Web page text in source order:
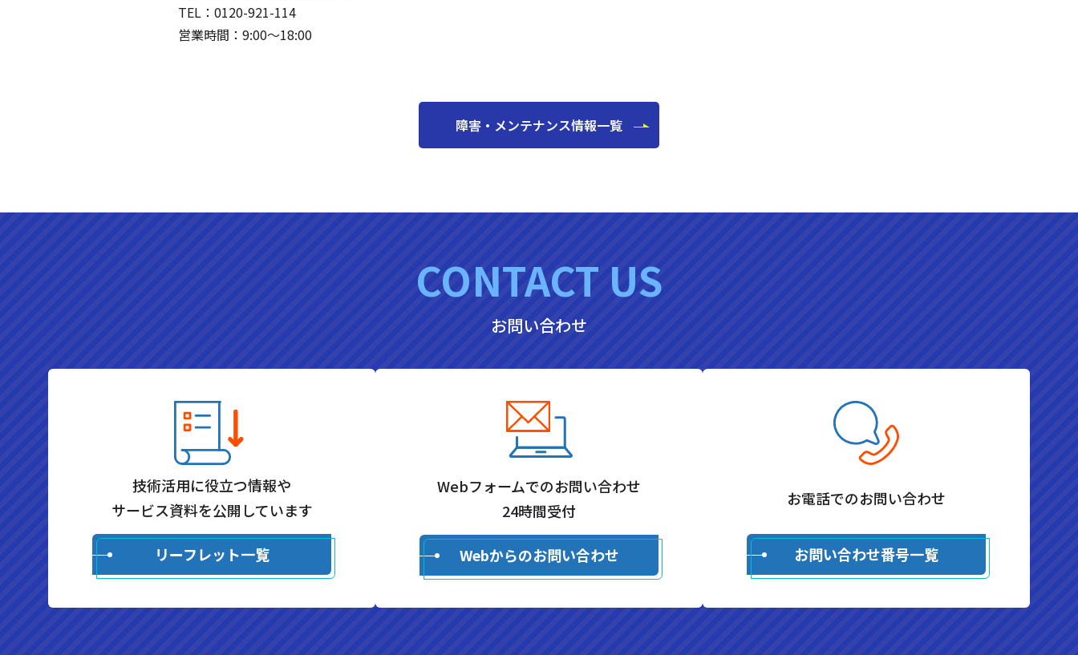
TEL：0120-921-114
営業時間：9:00～18:00
障害・メンテナンス情報一覧
CONTACT US
お問い合わせ
技術活用に役立つ情報や
サービス資料を公開しています
リーフレット一覧
Webフォームでのお問い合わせ
24時間受付
Webからのお問い合わせ
お電話でのお問い合わせ
お問い合わせ番号一覧